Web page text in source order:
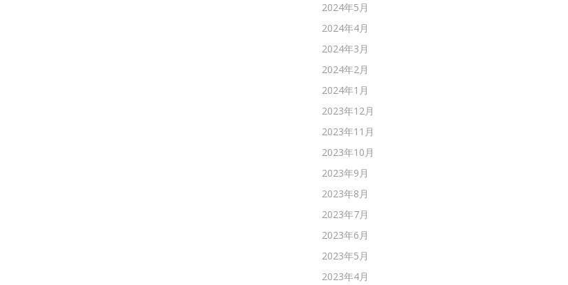
2024年5月
2024年4月
2024年3月
2024年2月
2024年1月
2023年12月
2023年11月
2023年10月
2023年9月
2023年8月
2023年7月
2023年6月
2023年5月
2023年4月